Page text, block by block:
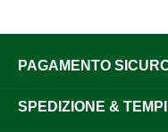
PAGAMENTO
SPEDIZIONE &